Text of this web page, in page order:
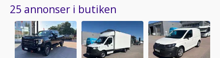
25 annonser i butiken